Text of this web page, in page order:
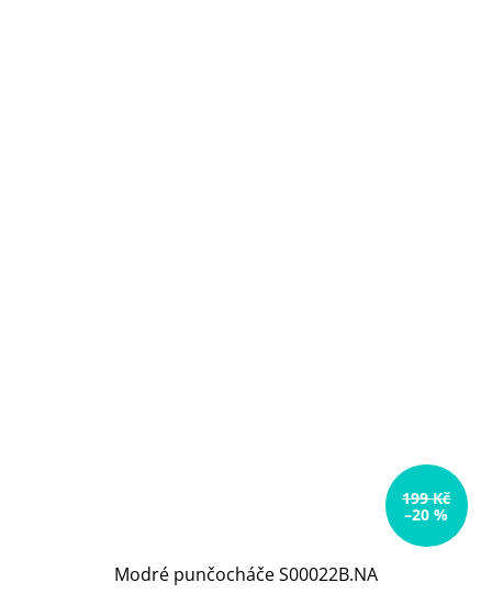
199 Kč
–20 %
Modré punčocháče S00022B.NA